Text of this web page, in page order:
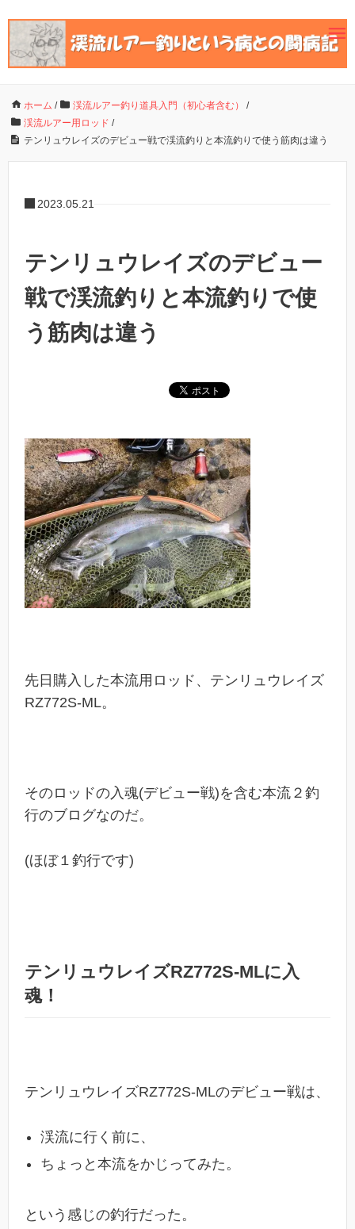
ホーム / 渓流ルアー釣り道具入門（初心者含む）
/
渓流ルアー用ロッド /
テンリュウレイズのデビュー戦で渓流釣りと本流釣りで使う筋肉は違う
2023.05.21
テンリュウレイズのデビュー
戦で渓流釣りと本流釣りで使
う筋肉は違う
先日購入した本流用ロッド、テンリュウレイズ
RZ772S-ML。
そのロッドの入魂(デビュー戦)を含む本流２釣
行のブログなのだ。
(ほぼ１釣行です)
テンリュウレイズRZ772S-MLに入
魂！
テンリュウレイズRZ772S-MLのデビュー戦は、
渓流に行く前に、
ちょっと本流をかじってみた。
という感じの釣行だった。